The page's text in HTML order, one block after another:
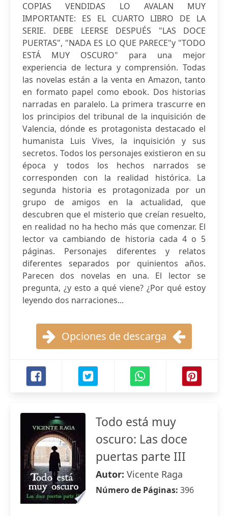
COPIAS VENDIDAS LO AVALAN MUY
IMPORTANTE: ES EL CUARTO LIBRO DE LA
SERIE. DEBE LEERSE DESPUÉS "LAS DOCE
PUERTAS", "NADA ES LO QUE PARECE"y "TODO
ESTÁ MUY OSCURO" para una mejor
experiencia de lectura y comprensión. Todas
las novelas están a la venta en Amazon, tanto
en formato papel como ebook. Dos historias
narradas en paralelo. La primera trascurre en
los principios del tribunal de la inquisición de
Valencia, dónde es protagonista destacado el
humanista Luis Vives, la inquisición y sus
secretos. Todos los personajes existieron en su
época y todos los hechos narrados se
corresponden con la realidad histórica. La
segunda historia es protagonizada por un
grupo de amigos en la actualidad, que
descubren que el misterio que creían resuelto,
en realidad no ha hecho más que comenzar. El
lector va cambiando de historia cada 4 o 5
páginas. Personajes diferentes y relatos
diferentes separados por quinientos años.
Parecen dos novelas en una. El lector se
pregunta, ¿y esto a qué viene? ¿Por qué estoy
leyendo dos narraciones...
Opciones de descarga
Todo está muy
oscuro: Las doce
puertas parte III
Autor: Vicente Raga
Número de Páginas: 396